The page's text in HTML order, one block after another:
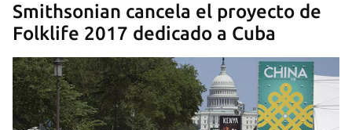
Smithsonian cancela el proyecto de
Folklife 2017 dedicado a Cuba